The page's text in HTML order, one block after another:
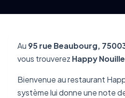
Au 95 rue Beaubourg,
vous trouverez Happy
Bienvenue au restaurant
système lui donne une note